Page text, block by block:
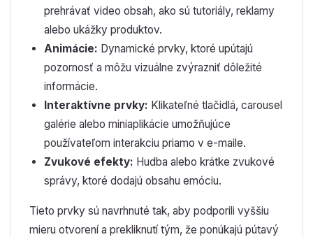
prehrávať video obsah, ako sú tutoriály, reklamy
alebo ukážky produktov.
Animácie: Dynamické prvky, ktoré upútajú
pozornosť a môžu vizuálne zvýrazniť dôležité
informácie.
Interaktívne prvky: Klikateľné tlačidlá, carousel
galérie alebo miniaplikácie umožňujúce
používateľom interakciu priamo v e-maile.
Zvukové efekty: Hudba alebo krátke zvukové
správy, ktoré dodajú obsahu emóciu.
Tieto prvky sú navrhnuté tak, aby podporili vyššiu
mieru otvorení a prekliknutí tým, že ponúkajú pútavý